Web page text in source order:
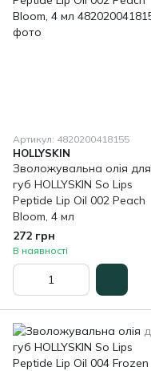
Артикул: 4820200418155
HOLLYSKIN
Зволожувальна олія для
губ HOLLYSKIN So Lips
Peptide Lip Oil 002 Peach
Bloom, 4 мл
272 грн
В наявності